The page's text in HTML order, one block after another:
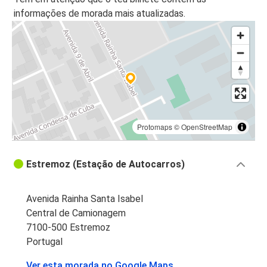
Badajoz
Estremoz
Porto
Estremoz
Estremoz
Madrid
Porto
Estremoz
Sevilha
informações de morada mais atualizadas.
Protomaps©OpenStreetMap
Estremoz (Estação de Autocarros)
Avenida Rainha Santa Isabel
Central de Camionagem
7100-500 Estremoz
Portugal